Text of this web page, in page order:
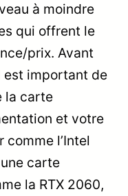
à moindre
qui offrent le
prix. Avant
est important de
la carte
et votre
l’Intel
carte
la RTX 2060,